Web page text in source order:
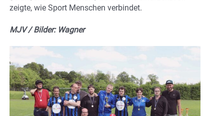
zeigte, wie Sport Menschen verbindet.
MJV / Bilder: Wagner